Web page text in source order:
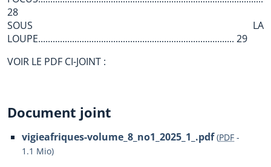
28
SOUS LA
LOUPE................................................................................. 29
VOIR LE PDF CI-JOINT :
Document joint
vigieafriques-volume_8_no1_2025_1_.pdf (PDF -
1.1 Mio)